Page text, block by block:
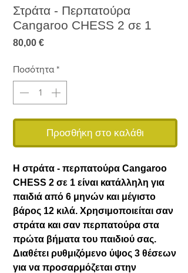
Στράτα - Περπατούρα
Cangaroo CHESS 2 σε 1
80,00 €Τιμή
Ποσότητα *
Προσθήκη στο καλάθι
Η στράτα - περπατούρα Cangaroo
CHESS 2 σε 1 είναι κατάλληλη για
παιδιά από 6 μηνών και μέγιστο
βάρος 12 κιλά. Χρησιμοποιείται σαν
στράτα και σαν περπατούρα στα
πρώτα βήματα του παιδιού σας.
Διαθέτει ρυθμιζόμενο ύψος 3 θέσεων
για να προσαρμόζεται στην